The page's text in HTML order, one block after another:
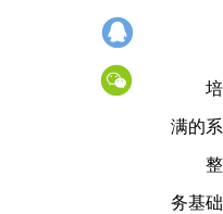
培训
满的
整场
务基